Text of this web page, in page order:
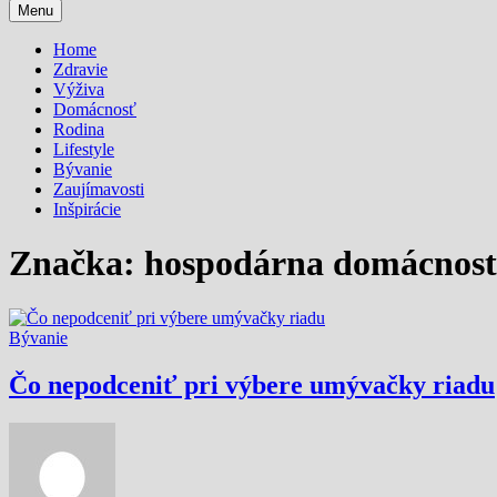
Menu
Home
Zdravie
Výživa
Domácnosť
Rodina
Lifestyle
Bývanie
Zaujímavosti
Inšpirácie
Značka: hospodárna
Bývanie
Čo nepodceniť pri výbere umývačky riadu